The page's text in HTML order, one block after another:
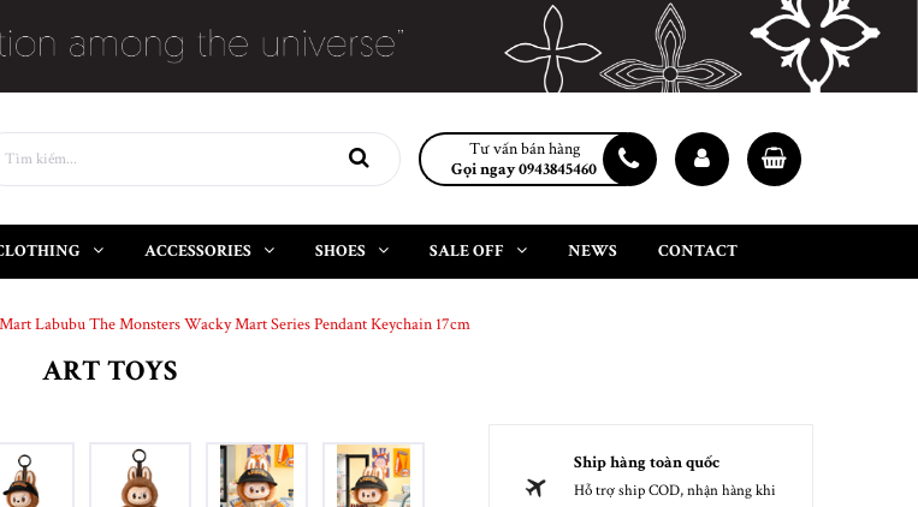
Tư vấn bán hàng
Gọi ngay 0943845460
ACCESSORIES SHOES SALE OFF NEWS CONTACT
Labubu The Monsters Wacky Mart Series Pendant Keychain 17cm
ART TOYS
Ship hàng toàn quốc
Hỗ trợ ship COD, nhận hàng khi